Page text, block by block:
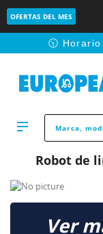
OFERTAS DEL MES
🕥
Robot de
Ver